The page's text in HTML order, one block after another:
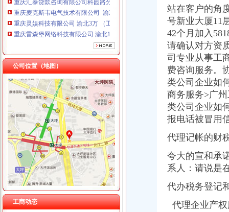
重庆麦克斯韦电气技术有限公司 渝新 （工商注册）
重庆灵娱科技有限公司 渝北3万 （工商注册）
重庆雷森堡网络科技有限公司 渝北10万 （工商注册）
重庆嘉天琪科技有限公司 渝北30万 （工商注册）
重庆德谋生产力促进中心有限公司 渝大10万 （工商注册）
重庆凯誉网络通信技术工程有限公司 渝中300万 （工商变更）
上海兆妩贸易有限公司重庆天地分公司 渝中 （工商注册）
公司位置（地图）
工商动态
大学城代办营业执照
长安代办营业执照长安一般纳税人价格|长安代办营业执照长安一般纳税
【金域名都代理记账找王琛琛三证合一代办营业执照靠谱】-江西师
郑州惠济北大学城企业年检/企业营业执照年检|郑州列表网
2017-2020年招标代理机构库组建项目竞争谈判公告-贵中学院
【图】沙坪坝大学城代办营业执照价优惠来临O_重庆工
大学城工商注册_大学城代理工商注册_大学城代办营业执照-qd8.com.cn
大学城曾家代办工商执照、公司注销,实惠的很【今日推荐网-重庆工
站在客户的角
号新业大厦11
42个月加入
请确认对方资
司专业从事工
费咨询服务。
类公司企业如
商务服务>广
类公司企业如
报电话被冒用
代理记帐的财
夸大的宣和承
系人：请说是
代办税务登记
代理企业产